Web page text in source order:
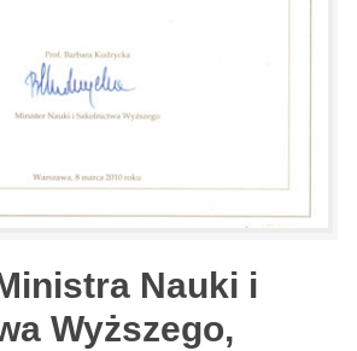
Nauki i
Wyższego,